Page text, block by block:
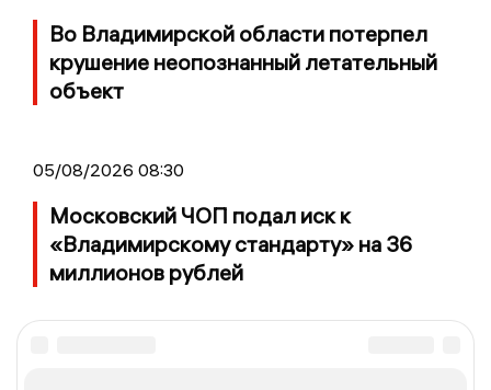
Во Владимирской области потерпел
крушение неопознанный летательный
объект
05/08/2026 08:30
Московский ЧОП подал иск к
«Владимирскому стандарту» на 36
миллионов рублей